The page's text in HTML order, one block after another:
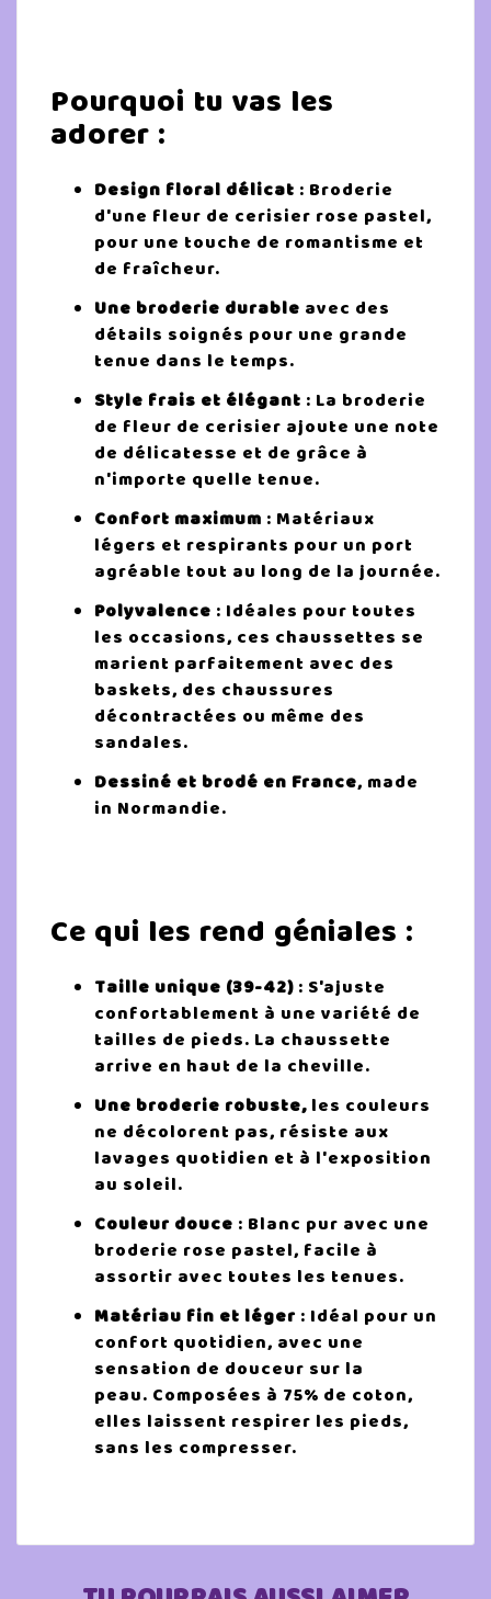
Pourquoi tu vas les
adorer :
Design floral délicat : Broderie
d'une fleur de cerisier rose pastel,
pour une touche de romantisme et
de fraîcheur.
Une broderie durable avec des
détails soignés pour une grande
tenue dans le temps.
Style frais et élégant : La broderie
de fleur de cerisier ajoute une note
de délicatesse et de grâce à
n'importe quelle tenue.
Confort maximum : Matériaux
légers et respirants pour un port
agréable tout au long de la journée.
Polyvalence : Idéales pour toutes
les occasions, ces chaussettes se
marient parfaitement avec des
baskets, des chaussures
décontractées ou même des
sandales.
Dessiné et brodé en France, made
in Normandie.
Ce qui les rend géniales :
Taille unique (39-42) : S'ajuste
confortablement à une variété de
tailles de pieds. La chaussette
arrive en haut de la cheville.
Une broderie robuste, les couleurs
ne décolorent pas, résiste aux
lavages quotidien et à l'exposition
au soleil.
Couleur douce : Blanc pur avec une
broderie rose pastel, facile à
assortir avec toutes les tenues.
Matériau fin et léger : Idéal pour un
confort quotidien, avec une
sensation de douceur sur la
peau. Composées à 75% de coton,
elles laissent respirer les pieds,
sans les compresser.